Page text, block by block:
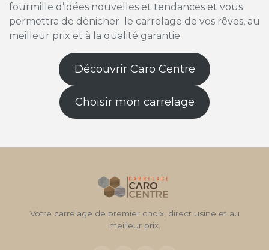
fourmille d’idées nouvelles et tendances et vous
permettra de dénicher le carrelage de vos rêves, au
meilleur prix et à la qualité garantie.
Découvrir Caro Centre
Choisir mon carrelage
Votre carrelage de premier choix, direct usine et au
meilleur prix.